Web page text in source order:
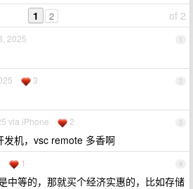
of 2
1 2
1
2025
2
3
3
via iPhone 2
发机，vsc remote 多香啊
4
1
中等的，那就买个经济实惠的，比如存储